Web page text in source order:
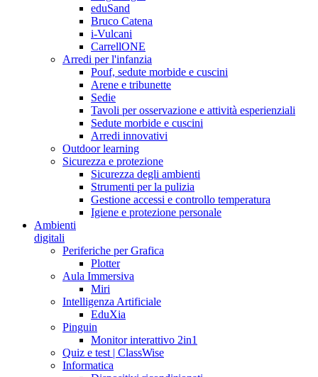
eduSand
Bruco Catena
i-Vulcani
CarrellONE
Arredi per l'infanzia
Pouf, sedute morbide e cuscini
Arene e tribunette
Sedie
Tavoli per osservazione e attività esperienziali
Sedute morbide e cuscini
Arredi innovativi
Outdoor learning
Sicurezza e protezione
Sicurezza degli ambienti
Strumenti per la pulizia
Gestione accessi e controllo temperatura
Igiene e protezione personale
Ambienti
digitali
Periferiche per Grafica
Plotter
Aula Immersiva
Miri
Intelligenza Artificiale
EduXia
Pinguin
Monitor interattivo 2in1
Quiz e test | ClassWise
Informatica